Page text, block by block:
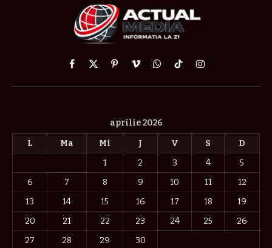
Facebook
X
PinterestVimeoWhatsApp
TikTokInstagram
aprilie 2026
L
Ma Mi J V S
D
1
2 3 4
5
6
7 8 9 10 11
12
13
14 15 16 17 18
19
20
21 22 23 24 25
26
27
28 29 30